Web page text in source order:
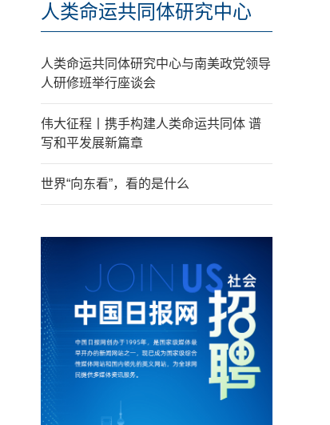
人类命运共同体研究中心
人类命运共同体研究中心与南美政党领导
人研修班举行座谈会
伟大征程丨携手构建人类命运共同体 谱
写和平发展新篇章
世界“向东看”，看的是什么